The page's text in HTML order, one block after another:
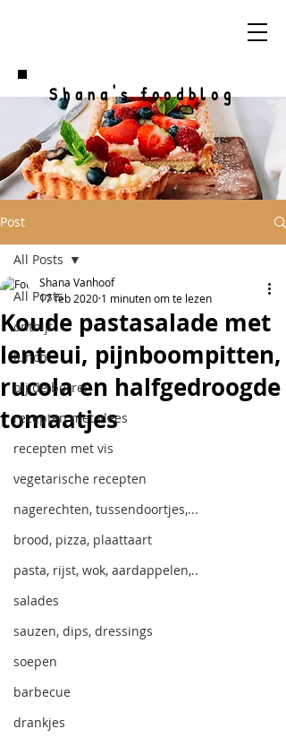
Shana's foodblog
Post
All Posts
ontbijt
lunch
bij de borrel
recepten met vlees
recepten met vis
vegetarische recepten
nagerechten, tussendoortjes,...
brood, pizza, plaattaart
pasta, rijst, wok, aardappelen,..
salades
sauzen, dips, dressings
soepen
barbecue
drankjes
All Posts
Koude pastasalade met
lenteui, pijnboompitten,
rucola en halfgedroogde
tomaatjes
Shana Vanhoof
17 feb 2020 1 minuten om te lezen